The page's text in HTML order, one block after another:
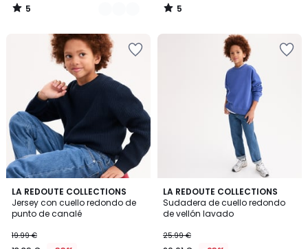
5
/
5
/
LA REDOUTE COLLECTIONS
Jersey con cuello redondo de
punto de canalé
19.99 €
2
Colores
LA REDOUTE COLLECTIONS
Sudadera de cuello redondo
de vellón lavado
25.99 €
2
Colores